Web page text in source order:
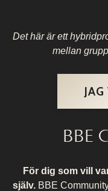
Det här är ett
mellan
BBE
För dig som vill
själv. BBE